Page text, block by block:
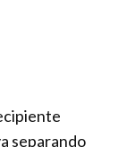
separando